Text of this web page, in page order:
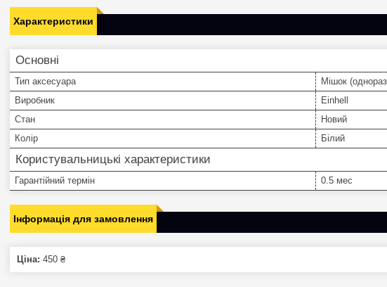
Характеристики
Основні
Тип аксесуара
Мішок
Виробник
Einhell
Стан
Новий
Колір
Білий
Користувальницькі характеристики
Гарантійний термін 0.5 мес
Інформація для замовлення
Ціна: 450 ₴